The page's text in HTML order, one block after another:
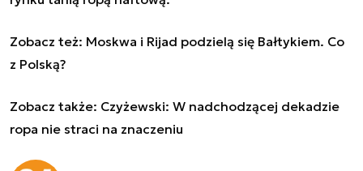
Zobacz też: Moskwa i Rijad podzielą się Bałtykiem. Co
z Polską?
Zobacz także: Czyżewski: W nadchodzącej dekadzie
ropa nie straci na znaczeniu